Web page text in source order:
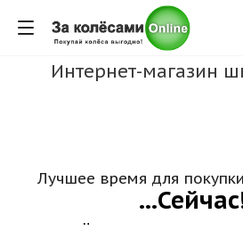
Интернет-магазин
Лучшее время для
Низкие цены, скидки и акции